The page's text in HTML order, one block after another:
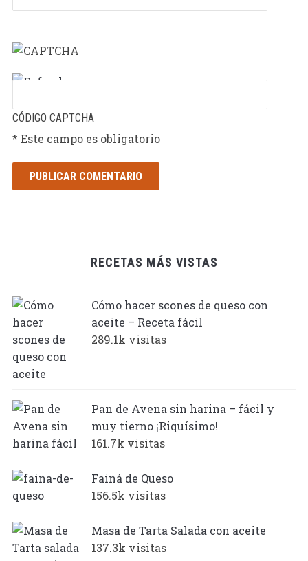
CÓDIGO CAPTCHA
* Este campo es obligatorio
RECETAS MÁS VISTAS
Cómo hacer scones de queso con
aceite – Receta fácil
289.1k visitas
Pan de Avena sin harina – fácil y
muy tierno ¡Riquísimo!
161.7k visitas
Fainá de Queso
156.5k visitas
Masa de Tarta Salada con aceite
137.3k visitas